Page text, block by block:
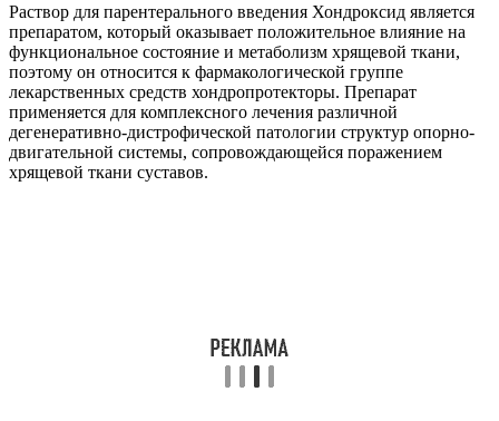
Раствор для парентерального введения Хондроксид является
препаратом, который оказывает положительное влияние на
функциональное состояние и метаболизм хрящевой ткани,
поэтому он относится к фармакологической группе
лекарственных средств хондропротекторы. Препарат
применяется для комплексного лечения различной
дегенеративно-дистрофической патологии структур опорно-
двигательной системы, сопровождающейся поражением
хрящевой ткани суставов.